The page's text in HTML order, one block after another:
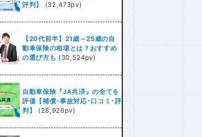
評判】
(32,473pv)
【20代前半】21歳～25歳の自
動車保険の相場とは？おすすめ
の選び方も (30,524pv)
自動車保険『JA共済』の全てを
評価【補償･事故対応･口コミ･評
判】
(28,926pv)